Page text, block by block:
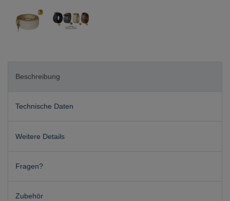
Beschreibung
Technische Daten
Weitere Details
Fragen?
Zubehör